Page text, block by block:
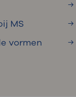
Werken
MS
vormen